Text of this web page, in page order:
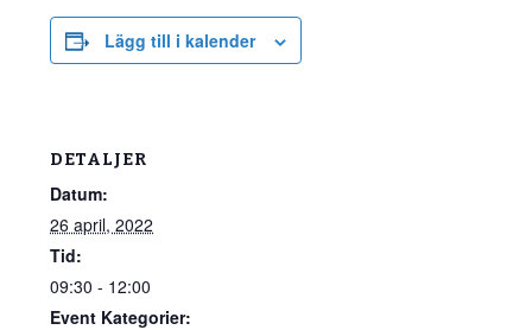
Lägg till i kalender
DETALJER
Datum:
26 april, 2022
Tid:
09:30 - 12:00
Event Kategorier: